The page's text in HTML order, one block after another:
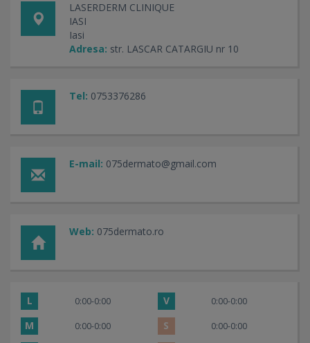
LASERDERM CLINIQUE
IASI
Iasi
Adresa: str. LASCAR CATARGIU nr 10
Tel: 0753376286
E-mail: 075dermato@gmail.com
Web: 075dermato.ro
L 0:00-0:00 V 0:00-0:00
M 0:00-0:00 S 0:00-0:00